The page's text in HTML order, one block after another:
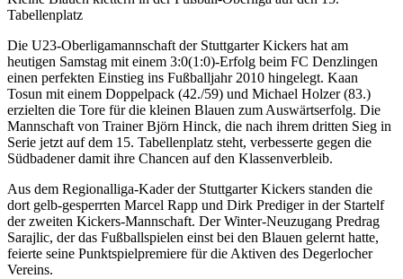
Tabellenplatz
Die U23-Oberligamannschaft der Stuttgarter Kickers hat am
heutigen Samstag mit einem 3:0(1:0)-Erfolg beim FC Denzlingen
einen perfekten Einstieg ins Fußballjahr 2010 hingelegt. Kaan
Tosun mit einem Doppelpack (42./59) und Michael Holzer (83.)
erzielten die Tore für die kleinen Blauen zum Auswärtserfolg. Die
Mannschaft von Trainer Björn Hinck, die nach ihrem dritten Sieg in
Serie jetzt auf dem 15. Tabellenplatz steht, verbesserte gegen die
Südbadener damit ihre Chancen auf den Klassenverbleib.
Aus dem Regionalliga-Kader der Stuttgarter Kickers standen die
dort gelb-gesperrten Marcel Rapp und Dirk Prediger in der Startelf
der zweiten Kickers-Mannschaft. Der Winter-Neuzugang Predrag
Sarajlic, der das Fußballspielen einst bei den Blauen gelernt hatte,
feierte seine Punktspielpremiere für die Aktiven des Degerlocher
Vereins.